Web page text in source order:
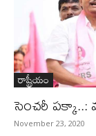
రాష్ట్రీయం
సెంచరీ పక్కా..:
November 23, 2020